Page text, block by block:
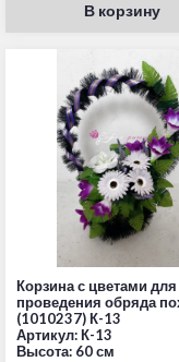
В корзину
Корзина с цветами для
проведения обряда
(1010237) К-13
Артикул: К-13
Высота: 60 см